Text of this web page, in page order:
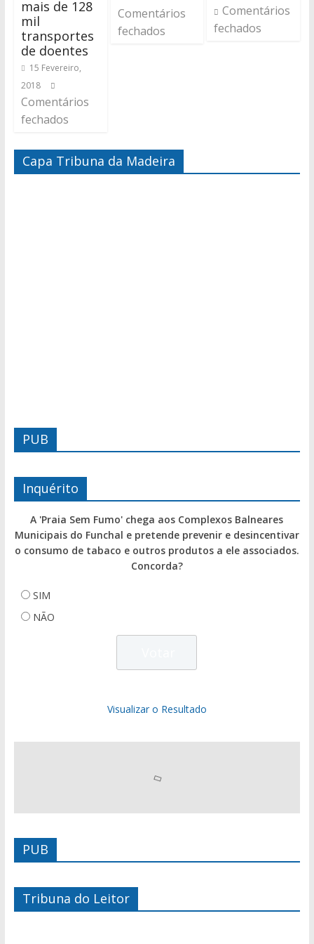
mais de 128
mil
transportes
de doentes
15 Fevereiro,
2018
Comentários
fechados
Comentários
fechados
Comentários
fechados
Capa Tribuna da Madeira
PUB
Inquérito
A 'Praia Sem Fumo' chega aos Complexos Balneares
Municipais do Funchal e pretende prevenir e desincentivar
o consumo de tabaco e outros produtos a ele associados.
Concorda?
SIM
NÃO
Visualizar o Resultado
PUB
Tribuna do Leitor